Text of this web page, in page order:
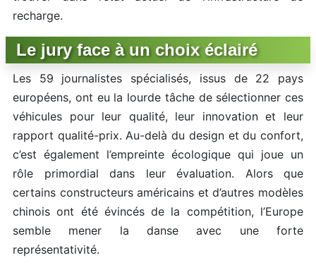
recharge.
Le jury face à un choix éclairé
Les 59 journalistes spécialisés, issus de 22 pays
européens, ont eu la lourde tâche de sélectionner ces
véhicules pour leur qualité, leur innovation et leur
rapport qualité-prix. Au-delà du design et du confort,
c’est également l’empreinte écologique qui joue un
rôle primordial dans leur évaluation. Alors que
certains constructeurs américains et d’autres modèles
chinois ont été évincés de la compétition, l’Europe
semble mener la danse avec une forte
représentativité.